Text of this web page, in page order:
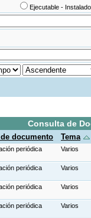
Ejecutable -
Consulta de
documento Tema
periódica Varios
periódica Varios
periódica Varios
periódica Varios